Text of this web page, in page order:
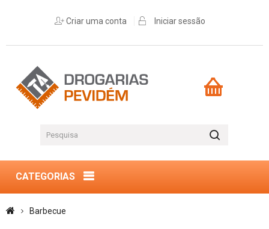
Criar uma conta Iniciar sessão
CATEGORIAS
Barbecue